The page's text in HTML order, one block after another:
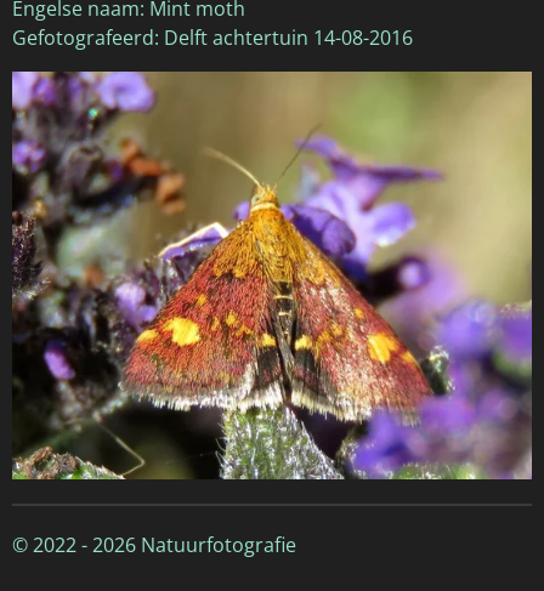
Engelse naam: Mint moth
Gefotografeerd: Delft achtertuin 14-08-2016
© 2022 - 2026 Natuurfotografie